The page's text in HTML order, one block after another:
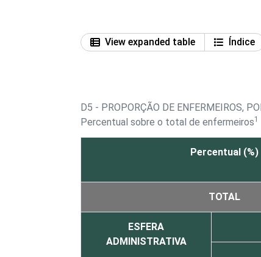
View expanded table
Índice
D5 - PROPORÇÃO DE ENFERMEIROS,
Percentual sobre o total de enfermeiros1
Percentual (%)
TOTAL
ESFERA
ADMINISTRATIVA